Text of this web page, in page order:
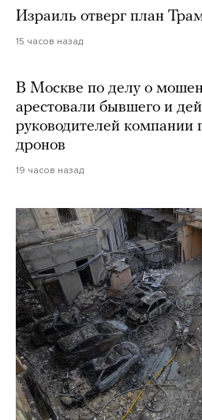
Израиль отверг план
15 часов назад
В Москве по делу о
арестовали бывшего и
руководителей компании
дронов
19 часов назад